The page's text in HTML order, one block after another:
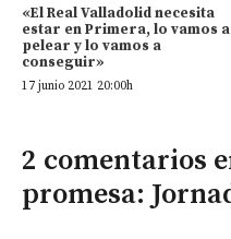
«El Real Valladolid necesita
estar en Primera, lo vamos a
pelear y lo vamos a
conseguir»
17 junio 2021 20:00h
2 comentarios
promesa: